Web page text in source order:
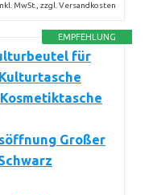
MwSt., zzgl. Versandkosten
EMPFEHLUNG
für
Großer